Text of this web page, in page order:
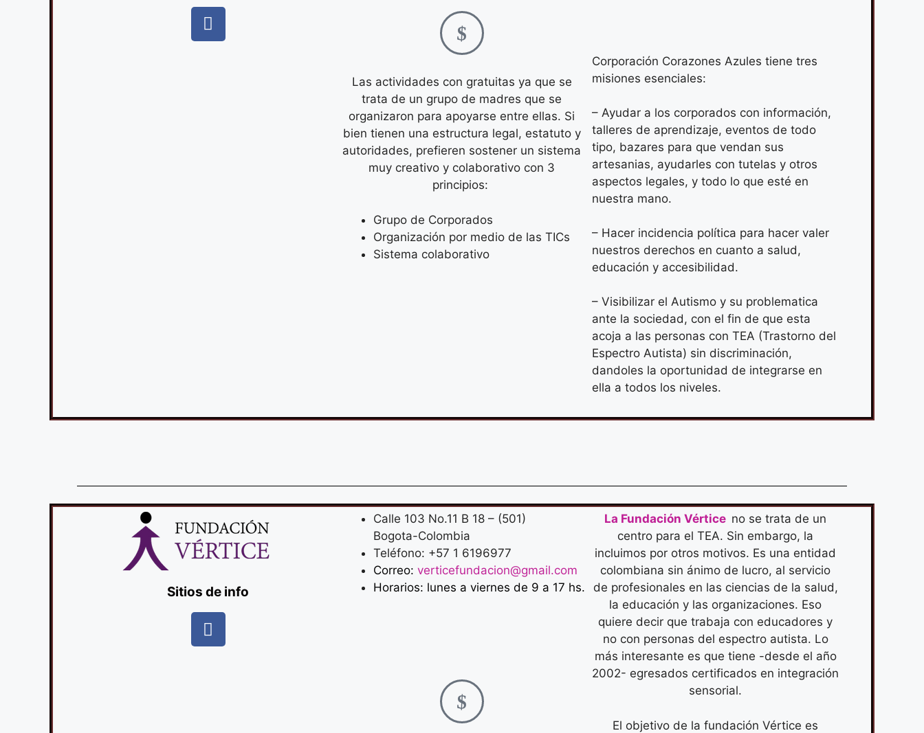
Las actividades con gratuitas ya que se
trata de un grupo de madres que se
organizaron para apoyarse entre ellas. Si
bien tienen una estructura legal, estatuto y
autoridades, prefieren sostener un sistema
muy creativo y colaborativo con 3
principios:
Grupo de Corporados
Organización por medio de las TICs
Sistema colaborativo
Corporación Corazones Azules tiene tres
misiones esenciales:
– Ayudar a los corporados con información,
talleres de aprendizaje, eventos de todo
tipo, bazares para que vendan sus
artesanias, ayudarles con tutelas y otros
aspectos legales, y todo lo que esté en
nuestra mano.
– Hacer incidencia política para hacer valer
nuestros derechos en cuanto a salud,
educación y accesibilidad.
– Visibilizar el Autismo y su problematica
ante la sociedad, con el fin de que esta
acoja a las personas con TEA (Trastorno del
Espectro Autista) sin discriminación,
dandoles la oportunidad de integrarse en
ella a todos los niveles.
Sitios de info
Calle 103 No.11 B 18 – (501)
Bogota-Colombia
Teléfono: +57 1 6196977
Correo:verticefundacion@gmail.com
Horarios: lunes a viernes de 9 a 17 hs.
La Fundación Vértice no se trata de un
centro para el TEA. Sin embargo, la
incluimos por otros motivos. Es una entidad
colombiana sin ánimo de lucro, al servicio
de profesionales en las ciencias de la salud,
la educación y las organizaciones. Eso
quiere decir que trabaja con educadores y
no con personas del espectro autista. Lo
más interesante es que tiene -desde el año
2002- egresados certificados en integración
sensorial.
El objetivo de la fundación Vértice es